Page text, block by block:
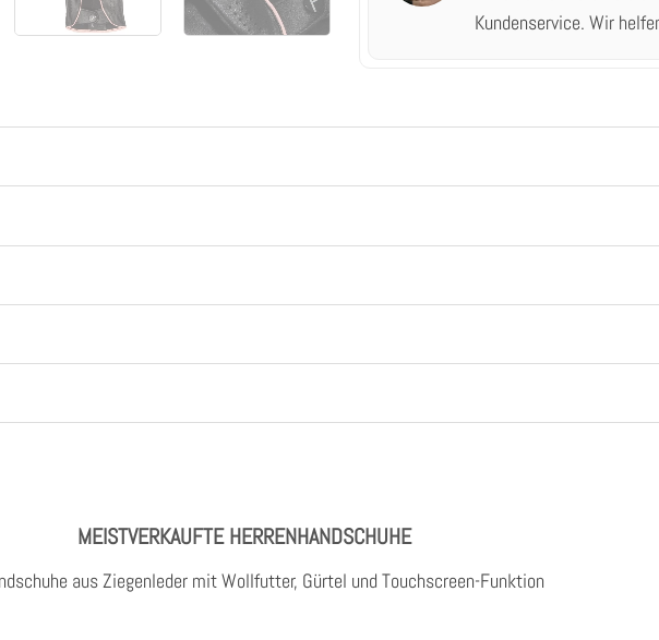
Kundenservice. Wir
MEISTVERKAUFTE HERRENHANDSCHUHE
aus Ziegenleder mit Wollfutter, Gürtel und Touchscreen-Funktion